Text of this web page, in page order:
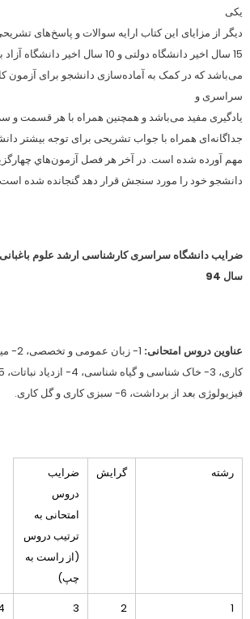
یکی
دیگر از مزایای این کتاب ارايه سوالات و پاسخ‌های
15 سال اخیر دانشگاه دولتی و 10 سال اخیر دانشگاه آزاد به صورت تشریحی
می‌باشد که در کمک به آماده‌سازی دانشجو برای آزمون
سراسری و
یادگیری مفید می‌‌باشد و همچنین همراه با هر قسمت
جداگانه‌ای همراه با جواب تشریحی برای توجه بیشتر
مهم آورده شده است. در آخر هر فصل آزمون‌هاي
دانشجو خود را مورد سنجش قرار دهد گنجانده شده
ضرایب دانشگاه سراسری کارشناسی ارشد علوم
سال 94
عناوین دروس امتحانی: 1- زبان عمومی و تخصصی، 2- میوه
کاری، 3- خاک شناسی و گیاه شناسی، 4- ازدیاد نباتات، 5- فیزیولوژی و
فیزیولوژی بعد از برداشت، 6- سبزی کاری و گل کاری.
رشته گرایش
ضرایب
دروس
امتحانی به
ترتیب دروس
(از راست به
چپ)
1
2
3